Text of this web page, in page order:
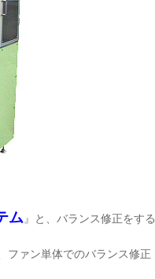
ム 』と、バランス修正をする
ファン単体でのバランス修正